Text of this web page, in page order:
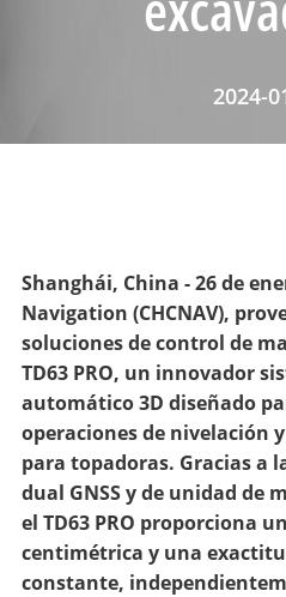
2024-
Shanghái, China - 26 de
Navigation (CHCNAV),
soluciones de control de
TD63 PRO, un innovador
automático 3D diseñado
operaciones de nivelación
para topadoras. Gracias a
dual GNSS y de unidad de
el TD63 PRO proporciona
centimétrica y una
constante,